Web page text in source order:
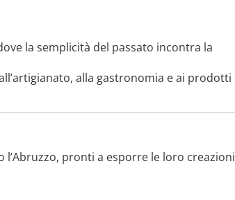
la semplicità del passato incontra la
alla gastronomia e ai prodotti
pronti a esporre le loro creazioni